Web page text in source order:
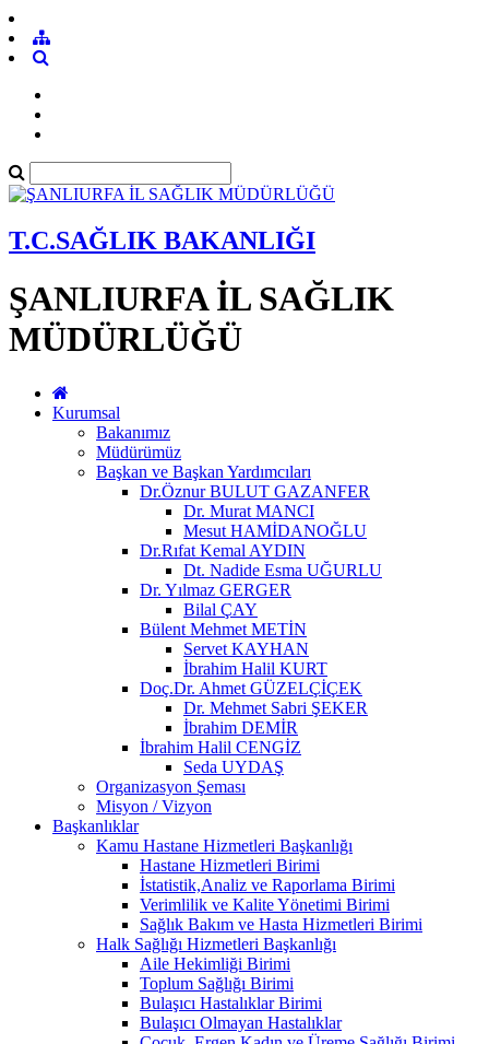
T.C.SAĞLIK BAKANLIĞI
ŞANLIURFA İL SAĞLIK
MÜDÜRLÜĞÜ
Kurumsal
Bakanımız
Müdürümüz
Başkan ve Başkan Yardımcıları
Dr.Öznur BULUT GAZANFER
Dr. Murat MANCI
Mesut HAMİDANOĞLU
Dr.Rıfat Kemal AYDIN
Dt. Nadide Esma UĞURLU
Dr. Yılmaz GERGER
Bilal ÇAY
Bülent Mehmet METİN
Servet KAYHAN
İbrahim Halil KURT
Doç.Dr. Ahmet GÜZELÇİÇEK
Dr. Mehmet Sabri ŞEKER
İbrahim DEMİR
İbrahim Halil CENGİZ
Seda UYDAŞ
Organizasyon Şeması
Misyon / Vizyon
Başkanlıklar
Kamu Hastane Hizmetleri Başkanlığı
Hastane Hizmetleri Birimi
İstatistik,Analiz ve Raporlama Birimi
Verimlilik ve Kalite Yönetimi Birimi
Sağlık Bakım ve Hasta Hizmetleri Birimi
Halk Sağlığı Hizmetleri Başkanlığı
Aile Hekimliği Birimi
Toplum Sağlığı Birimi
Bulaşıcı Hastalıklar Birimi
Bulaşıcı Olmayan Hastalıklar